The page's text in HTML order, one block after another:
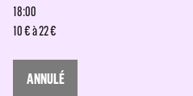
18:00
10 € à 22 €
ANNULÉ